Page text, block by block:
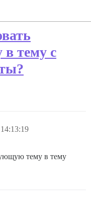
тему с
тему в тему